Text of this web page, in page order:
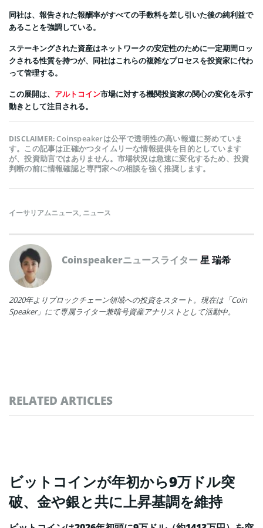
同社は、報告された報酬率がすべての手数料を差し引いた後の純利益で
あることを強調している。
ステーキングされた資産はネットワークの安定性のために一定期間ロッ
クされる性質を持つが、同社はこれらの複雑なプロセスを投資家に代わ
って管理する。
この展開は、 アルトコイン市場に対する機関投資家の関心の変化を示す
動きとして注目される。
DISCLAIMER:Coinspeakerは公平で透明性の高い報道に努めていま
す。この記事は正確かつタイムリーな情報提供を目的としています
が、投資助言ではありません。市場状況は急速に変化するため、投資
判断の前に情報確認と専門家への相談を強く推奨します。
イーサリアムニュース, ニュース
Coinspeakerニュースライター星 瑞希
2020年よりブロックチェーン領域への投資をスタート。現在は「Coin
Speaker」にて専属ライター兼暗号資産アナリストとして活動中。
RELATED ARTICLES
ビットコインが年初から9万ドル突
破、金や銀と共に上昇基調を維持